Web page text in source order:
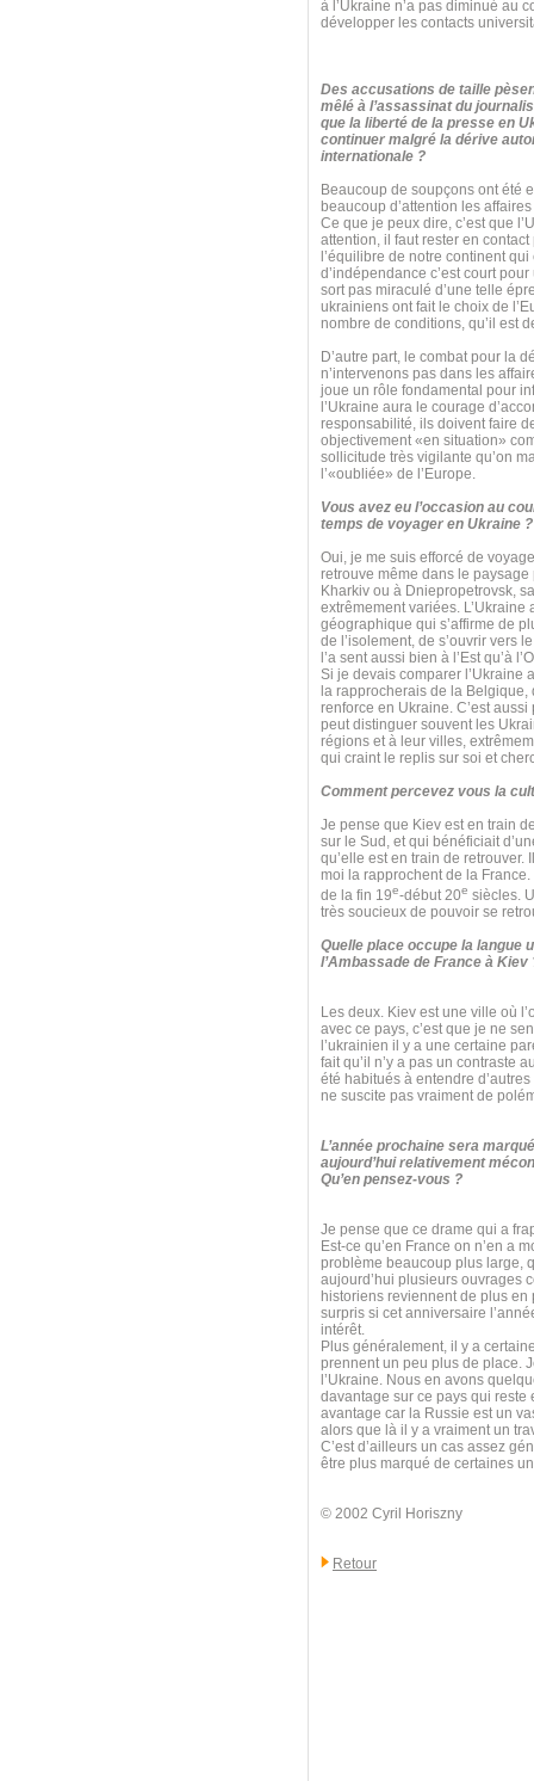
à l’Ukraine n’a pas diminué au
développer les contacts
Des accusations de taille
mêlé à l’assassinat du
que la liberté de la presse en
continuer malgré la dérive
internationale ?
Beaucoup de soupçons ont été
beaucoup d’attention les
Ce que je peux dire, c’est que
attention, il faut rester en
l’équilibre de notre continent
d’indépendance c’est court
sort pas miraculé d’une telle
ukrainiens ont fait le choix de
nombre de conditions, qu’il est
D’autre part, le combat pour la
n’intervenons pas dans les
joue un rôle fondamental pour
l’Ukraine aura le courage
responsabilité, ils doivent faire
objectivement «en situation»
sollicitude très vigilante qu’on
l’«oubliée» de l’Europe.
Vous avez eu l’occasion au
temps de voyager en Ukraine
Oui, je me suis efforcé de
retrouve même dans le paysage
Kharkiv ou à Dniepropetrovsk,
extrêmement variées.
géographique qui s’affirme de
de l’isolement, de s’ouvrir vers
l’a sent aussi bien à l’Est qu’à
Si je devais comparer l’Ukraine
la rapprocherais de la Belgique,
renforce en Ukraine. C’est
peut distinguer souvent les
régions et à leur villes,
qui craint le replis sur soi et
Comment percevez vous la
Je pense que Kiev est en train
sur le Sud, et qui bénéficiait
qu’elle est en train de
moi la rapprochent de la
de la fin 19e-début 20e siècles.
très soucieux de pouvoir se
Quelle place occupe la langue
l’Ambassade de France à Kiev
Les deux. Kiev est une ville où
avec ce pays, c’est que je ne
l’ukrainien il y a une certaine
fait qu’il n’y a pas un contraste
été habitués à entendre
ne suscite pas vraiment de
L’année prochaine sera
aujourd’hui relativement
Qu’en pensez-vous ?
Je pense que ce drame qui a
Est-ce qu’en France on n’en a
problème beaucoup plus large,
aujourd’hui plusieurs ouvrages
historiens reviennent de plus
surpris si cet anniversaire
intérêt.
Plus généralement, il y a
prennent un peu plus de place.
l’Ukraine. Nous en avons
davantage sur ce pays qui reste
avantage car la Russie est un
alors que là il y a vraiment un
C’est d’ailleurs un cas assez
être plus marqué de certaines
© 2002 Cyril Horiszny
Retour